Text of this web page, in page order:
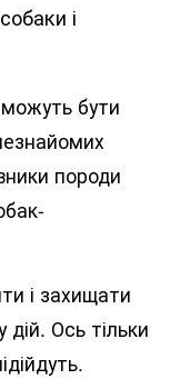
і
бути
породи
і захищати
Ось тільки